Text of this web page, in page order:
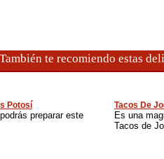
También te recomiendo estas
Potosí
preparar este
Tacos De
Es una
Tacos de